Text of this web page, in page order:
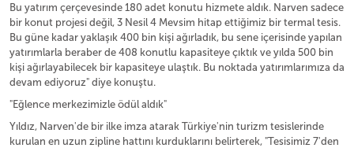
Bu yatırım çerçevesinde 180 adet konutu hizmete aldık. Narven sadece
bir konut projesi değil, 3 Nesil 4 Mevsim hitap ettiğimiz bir termal tesis.
Bu güne kadar yaklaşık 400 bin kişi ağırladık, bu sene içerisinde yapılan
yatırımlarla beraber de 408 konutlu kapasiteye çıktık ve yılda 500 bin
kişi ağırlayabilecek bir kapasiteye ulaştık. Bu noktada yatırımlarımıza da
devam ediyoruz" diye konuştu.
"Eğlence merkezimizle ödül aldık"
Yıldız, Narven'de bir ilke imza atarak Türkiye'nin turizm tesislerinde
kurulan en uzun zipline hattını kurduklarını belirterek, "Tesisimiz 7'den